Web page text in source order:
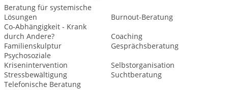
Beratung für systemische
Lösungen
Burnout-Beratung
Co-Abhängigkeit - Krank
durch Andere?
Coaching
Familienskulptur
Gesprächsberatung
Psychosoziale
Krisenintervention
Selbstorganisation
Stressbewältigung
Suchtberatung
Telefonische Beratung